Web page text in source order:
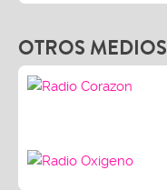
OTROS MEDIOS